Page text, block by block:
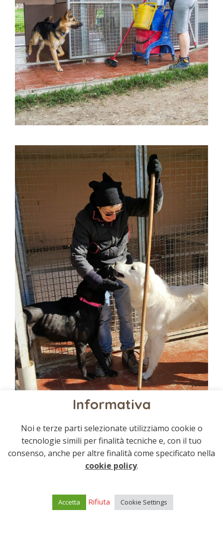
© 2021 Associazione bastardini | All rights
Informativa
Noi e terze parti selezionate utilizziamo cookie o
tecnologie simili per finalità tecniche e, con il tuo
consenso, anche per altre finalità come specificato nella
cookie policy.
Accetta Rifiuta Cookie Settings